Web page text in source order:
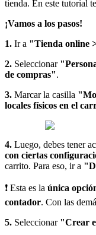
tienda. En este tutorial
¡Vamos a los pasos!
1. Ir a "Tienda online
2. Seleccionar
de compras".
3. Marcar la casilla
locales físicos en el
4. Luego, debes tener
con ciertas
carrito. Para eso, ir a
❗ Esta es la única
contador. Con las
5. Seleccionar "Crear